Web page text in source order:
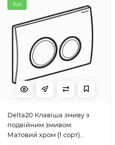
Топ
Delta20 Клавіша змиву з
подвійним змивом:
Матовий хром (1 сорт)